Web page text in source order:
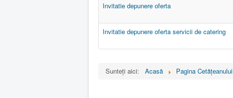
Invitatie depunere oferta
Invitatie depunere oferta servicii de catering
Sunteți aici: Acasă Pagina Cetăţeanului